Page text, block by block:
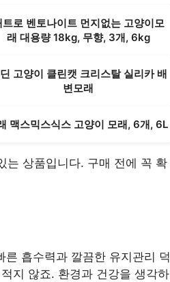
트로 벤토나이트 먼지없는 고양이모
래 대용량 18kg, 무향, 3개, 6kg
고양이 클린캣 크리스탈 실리카 배
변모래
맥스믹스식스 고양이 모래, 6개, 6L
는 상품입니다. 구매 전에 꼭 확
흡수력과 깔끔한 유지관리 덕
지 않죠. 환경과 건강을 생각하